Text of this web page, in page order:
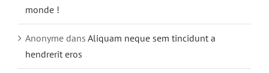
monde !
Anonyme dans Aliquam neque sem tincidunt a
hendrerit eros